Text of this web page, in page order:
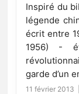
Inspiré du
légende
écrit entre
1956) -
garde d’un
11 février 2013 |